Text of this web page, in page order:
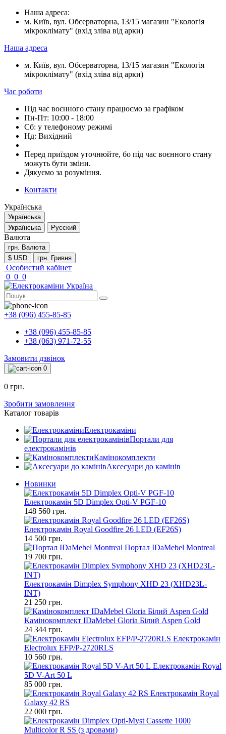
Наша адреса:
м. Київ, вул. Обсерваторна, 13/15 магазин "Екологія
мікроклімату" (вхід зліва від арки)
Наша адреса
м. Київ, вул. Обсерваторна, 13/15 магазин "Екологія
мікроклімату" (вхід зліва від арки)
Час роботи
Під час воєнного стану працюємо за графіком
Пн-Пт: 10:00 - 18:00
Сб: у телефоному режимі
Нд: Вихідний
Перед приїздом уточнюйте, бо під час воєнного стану
можуть бути зміни.
Дякуємо за розуміння.
Контакти
Українська
Українська
Українська
Русский
Валюта
грн. Валюта
$ USD
грн. Гривня
Особистий кабінет
0 0 0
+38 (096) 455-85-85
+38 (096) 455-85-85
+38 (063) 971-72-55
Замовити дзвінок
0
0 грн.
Зробити замовлення
Каталог товарів
Електрокаміни
Портали для
електрокамінів
Камінокомплекти
Аксесуари до камінів
Новинки
Електрокамін 5D Dimplex Opti-V PGF-10
148 560 грн.
Електрокамін Royal Goodfire 26 LED (EF26S)
14 500 грн.
Портал IDaMebel Montreal
19 700 грн.
Електрокамін Dimplex Symphony XHD 23 (XHD23L-
INT)
21 250 грн.
Камінокомплект IDaMebel Gloria Білий Aspen Gold
24 344 грн.
Електрокамін
Electrolux EFP/P-2720RLS
10 560 грн.
Електрокамін Royal
5D V-Art 50 L
85 000 грн.
Електрокамін Royal
Galaxy 42 RS
22 000 грн.